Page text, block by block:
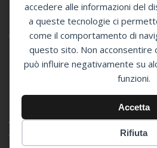
accedere alle informazioni del
a queste tecnologie ci
come il comportamento di
questo sito. Non acconsentire
può influire negativamente su
funzioni.
Accetta
Rifiuta
Apri in Google Maps
GET SOCIAL
© 2024
Via Perugino 44 , 20093 Cologno
Tutti i diritti riservati.